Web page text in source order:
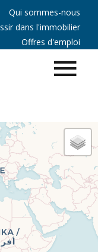
Qui sommes-nous
dans l'immobilier
Offres d'emploi